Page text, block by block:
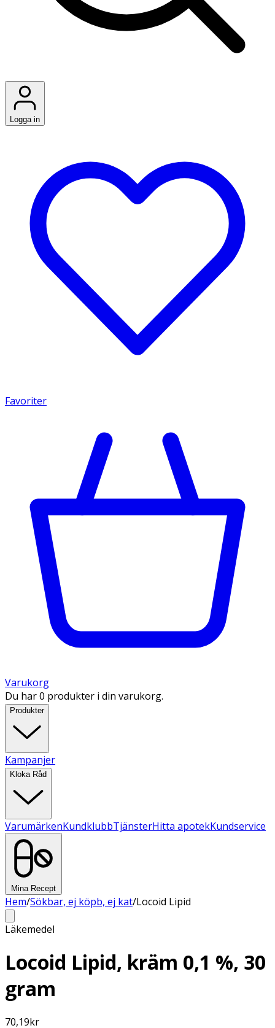
Logga in
Favoriter
Varukorg
Du har 0 produkter i din varukorg.
Produkter
Kampanjer
Kloka Råd
VarumärkenKundklubbTjänsterHitta apotekKundservice
Mina Recept
Hem/Sökbar, ej köpb, ej kat/Locoid Lipid
Läkemedel
Locoid Lipid, kräm 0,1 %, 30
gram
70,19kr